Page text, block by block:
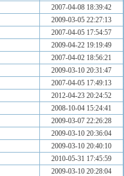
2007-04-08 18:39:42
2009-03-05 22:27:13
2007-04-05 17:54:57
2009-04-22 19:19:49
2007-04-02 18:56:21
2009-03-10 20:31:47
2007-04-05 17:49:13
2012-04-23 20:24:52
2008-10-04 15:24:41
2009-03-07 22:26:28
2009-03-10 20:36:04
2009-03-10 20:40:10
2010-05-31 17:45:59
2009-03-10 20:28:04